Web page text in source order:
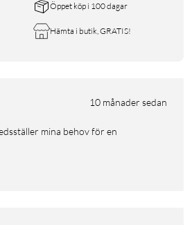
Öppet köp i 100 dagar
Hämta i butik, GRATIS!
10 månader sedan